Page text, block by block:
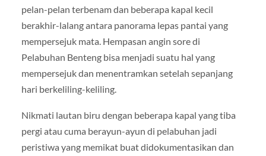
pelan-pelan terbenam dan beberapa kapal kecil
berakhir-lalang antara panorama lepas pantai yang
mempersejuk mata. Hempasan angin sore di
Pelabuhan Benteng bisa menjadi suatu hal yang
mempersejuk dan menentramkan setelah sepanjang
hari berkeliling-keliling.
Nikmati lautan biru dengan beberapa kapal yang tiba
pergi atau cuma berayun-ayun di pelabuhan jadi
peristiwa yang memikat buat didokumentasikan dan